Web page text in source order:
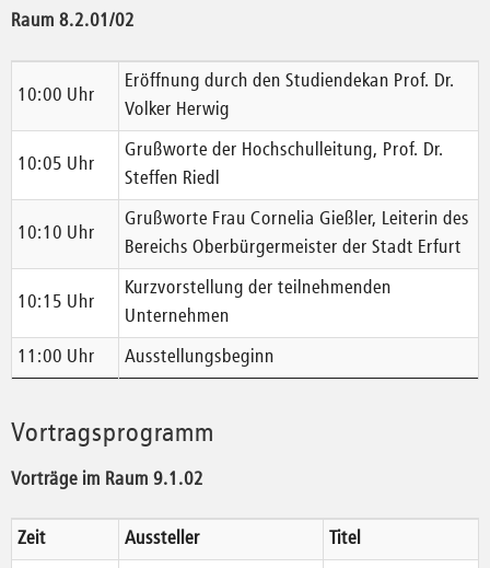
Raum 8.2.01/02
10:00 Uhr
Eröffnung durch den Studiendekan Prof. Dr.
Volker Herwig
10:05 Uhr
Grußworte der Hochschulleitung, Prof. Dr.
Steffen Riedl
10:10 Uhr
Grußworte Frau Cornelia Gießler, Leiterin des
Bereichs Oberbürgermeister der Stadt Erfurt
10:15 Uhr
Kurzvorstellung der teilnehmenden
Unternehmen
11:00 Uhr Ausstellungsbeginn
Vortragsprogramm
Vorträge im Raum 9.1.02
Zeit Aussteller Titel